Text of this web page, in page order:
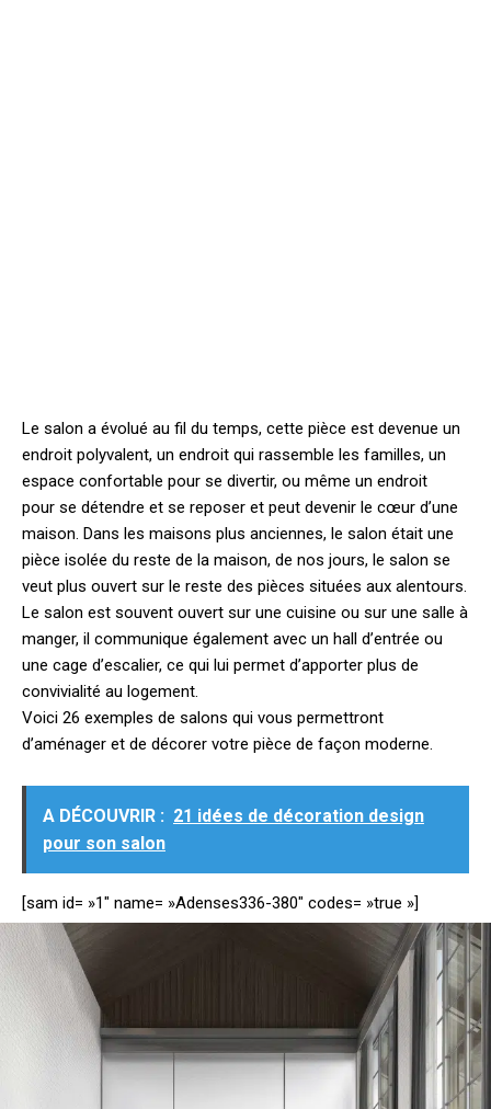
Le salon a évolué au fil du temps, cette pièce est devenue un
endroit polyvalent, un endroit qui rassemble les familles, un
espace confortable pour se divertir, ou même un endroit
pour se détendre et se reposer et peut devenir le cœur d’une
maison. Dans les maisons plus anciennes, le salon était une
pièce isolée du reste de la maison, de nos jours, le salon se
veut plus ouvert sur le reste des pièces situées aux alentours.
Le salon est souvent ouvert sur une cuisine ou sur une salle à
manger, il communique également avec un hall d’entrée ou
une cage d’escalier, ce qui lui permet d’apporter plus de
convivialité au logement.
Voici 26 exemples de salons qui vous permettront
d’aménager et de décorer votre pièce de façon moderne.
A DÉCOUVRIR : 21 idées de décoration design
pour son salon
[sam id= »1″ name= »Adenses336-380″ codes= »true »]